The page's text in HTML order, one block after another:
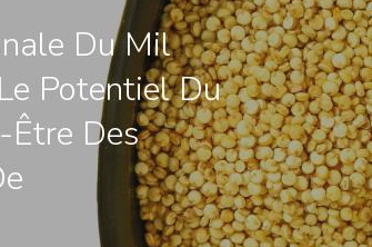
Du Mil
Potentiel Du
Être Des